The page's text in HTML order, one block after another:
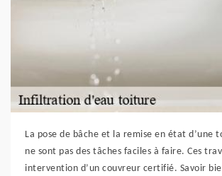
La pose de bâche et la remise en état d’une
ne sont pas des tâches faciles à faire. Ces
intervention d’un couvreur certifié. Savoir